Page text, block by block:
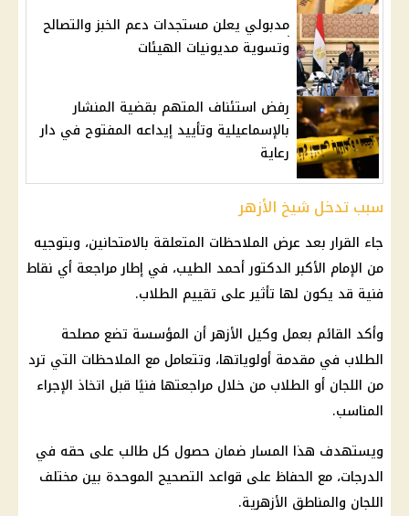
مدبولي يعلن مستجدات دعم الخبز والتصالح
وتسوية مديونيات الهيئات
رفض استئناف المتهم بقضية المنشار
بالإسماعيلية وتأييد إيداعه المفتوح في دار
رعاية
سبب تدخل شيخ الأزهر
جاء القرار بعد عرض الملاحظات المتعلقة بالامتحانين، وبتوجيه
من الإمام الأكبر الدكتور أحمد الطيب، في إطار مراجعة أي نقاط
فنية قد يكون لها تأثير على تقييم الطلاب.
وأكد القائم بعمل وكيل الأزهر أن المؤسسة تضع مصلحة
الطلاب في مقدمة أولوياتها، وتتعامل مع الملاحظات التي ترد
من اللجان أو الطلاب من خلال مراجعتها فنيًا قبل اتخاذ الإجراء
المناسب.
ويستهدف هذا المسار ضمان حصول كل طالب على حقه في
الدرجات، مع الحفاظ على قواعد التصحيح الموحدة بين مختلف
اللجان والمناطق الأزهرية.